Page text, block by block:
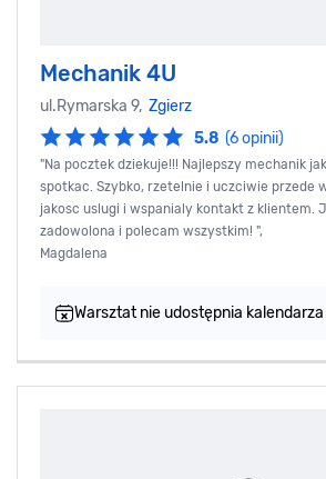
Mechanik 4U
ul.Rymarska 9, Zgierz
5.8 (6 opinii)
"Na pocztek dziekuje!!! Najlepszy mechanik
spotkac. Szybko, rzetelnie i uczciwie przede
jakosc uslugi i wspanialy kontakt z klientem.
zadowolona i polecam wszystkim! ",
Magdalena
Warsztat nie udostępnia